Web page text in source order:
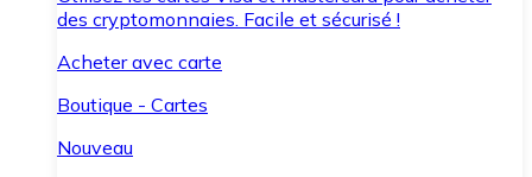
des cryptomonnaies. Facile et sécurisé !
Acheter avec carte
Boutique - Cartes
Nouveau